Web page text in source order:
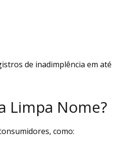
de inadimplência em até
Limpa Nome?
como: